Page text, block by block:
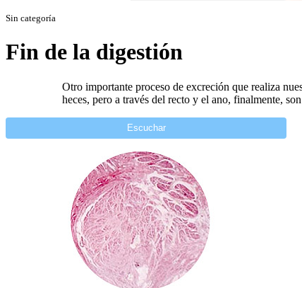
Sin categoría
Fin de la digestión
Otro importante proceso de excreción que realiza
heces, pero a través del recto y el ano, finalmente,
Escuchar